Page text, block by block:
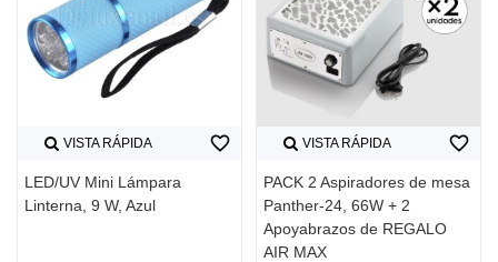
VISTA RÁPIDA
LED/UV Mini Lámpara
Linterna, 9 W, Azul
favorite_border VISTA RÁPIDA
PACK 2 Aspiradores de mesa
Panther-24, 66W + 2
Apoyabrazos de REGALO
AIR MAX
favorite_border